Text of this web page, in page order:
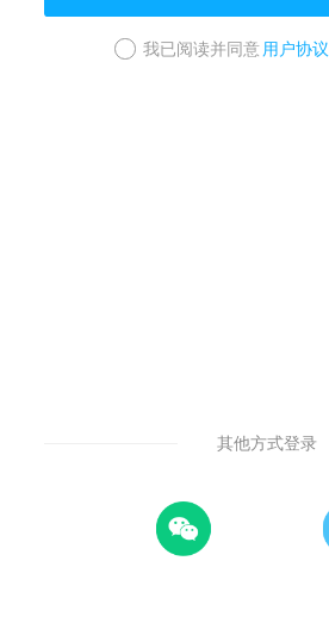
我已阅读并同意用户协议
其他方式登录